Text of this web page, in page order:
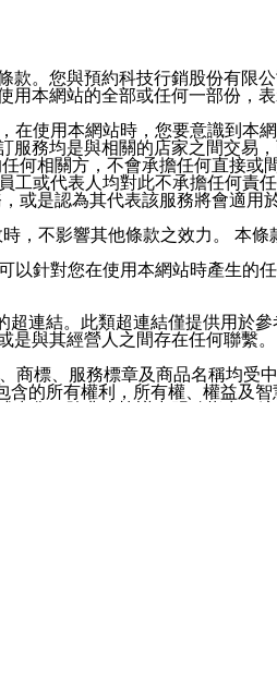
送或宣傳本網站各項服務之資
公司/本服務好友，您仍可接收到
以廣告或其他目的的訊息皆不
比對相符。
號或認證官方帳號的通知型訊息。
。您與預約科技行銷股份有限
本網站的全部或任何一部份，
使用本網站時，您要意識到
務均是與相關的店家之間交易
何相關方，不會承擔任何直接
工或代表人均對此不承擔任何
或是認為其代表該服務將會適用
，不影響其他條款之效力。 本
以針對您在使用本網站時產生
連結。此類超連結僅提供用於
是與其經營人之間存在任何聯繫。
標、服務標章及商品名稱均受
的所有權利，所有權、權益及